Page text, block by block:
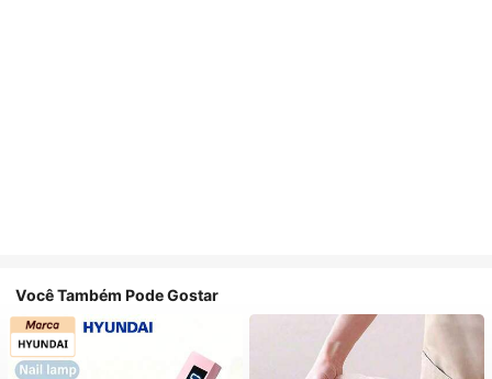
Você Também Pode Gostar